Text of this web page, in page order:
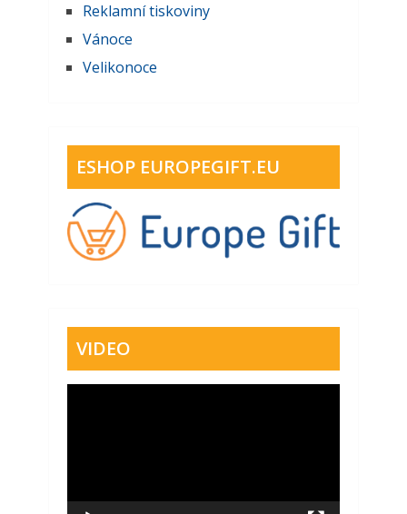
Reklamní tiskoviny
Vánoce
Velikonoce
ESHOP EUROPEGIFT.EU
VIDEO